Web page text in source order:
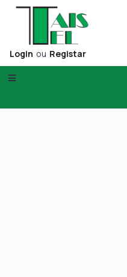
Login ou Registar